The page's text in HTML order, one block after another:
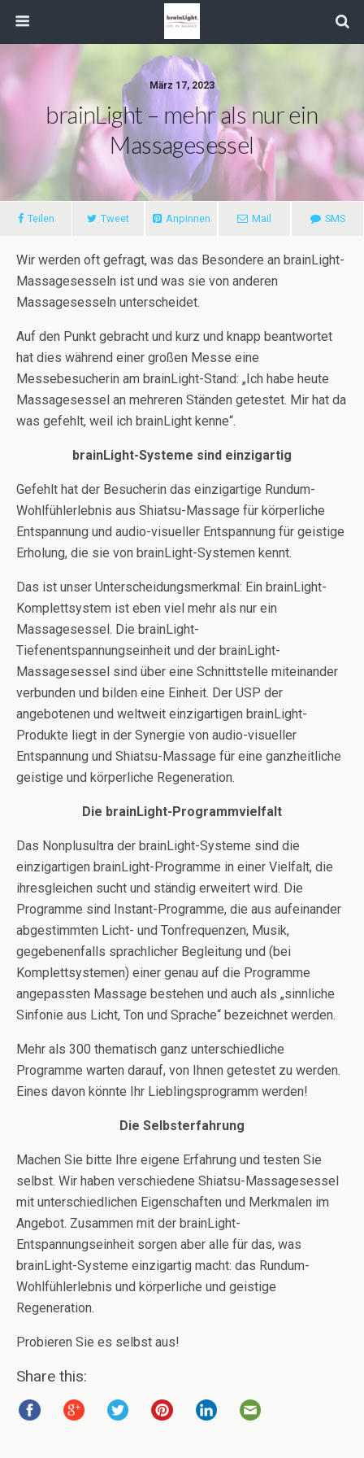
März 17, 2023
brainLight – mehr als nur ein
Massagesessel
Teilen Tweet Anpinnen Mail SMS
Wir werden oft gefragt, was das Besondere an brainLight-
Massagesesseln ist und was sie von anderen
Massagesesseln unterscheidet.
Auf den Punkt gebracht und kurz und knapp beantwortet
hat dies während einer großen Messe eine
Messebesucherin am brainLight-Stand: „Ich habe heute
Massagesessel an mehreren Ständen getestet. Mir hat da
was gefehlt, weil ich brainLight kenne“.
brainLight-Systeme sind einzigartig
Gefehlt hat der Besucherin das einzigartige Rundum-
Wohlfühlerlebnis aus Shiatsu-Massage für körperliche
Entspannung und audio-visueller Entspannung für geistige
Erholung, die sie von brainLight-Systemen kennt.
Das ist unser Unterscheidungsmerkmal: Ein brainLight-
Komplettsystem ist eben viel mehr als nur ein
Massagesessel. Die brainLight-
Tiefenentspannungseinheit und der brainLight-
Massagesessel sind über eine Schnittstelle miteinander
verbunden und bilden eine Einheit. Der USP der
angebotenen und weltweit einzigartigen brainLight-
Produkte liegt in der Synergie von audio-visueller
Entspannung und Shiatsu-Massage für eine ganzheitliche
geistige und körperliche Regeneration.
Die brainLight-Programmvielfalt
Das Nonplusultra der brainLight-Systeme sind die
einzigartigen brainLight-Programme in einer Vielfalt, die
ihresgleichen sucht und ständig erweitert wird. Die
Programme sind Instant-Programme, die aus aufeinander
abgestimmten Licht- und Tonfrequenzen, Musik,
gegebenenfalls sprachlicher Begleitung und (bei
Komplettsystemen) einer genau auf die Programme
angepassten Massage bestehen und auch als „sinnliche
Sinfonie aus Licht, Ton und Sprache“ bezeichnet werden.
Mehr als 300 thematisch ganz unterschiedliche
Programme warten darauf, von Ihnen getestet zu werden.
Eines davon könnte Ihr Lieblingsprogramm werden!
Die Selbsterfahrung
Machen Sie bitte Ihre eigene Erfahrung und testen Sie
selbst. Wir haben verschiedene Shiatsu-Massagesessel
mit unterschiedlichen Eigenschaften und Merkmalen im
Angebot. Zusammen mit der brainLight-
Entspannungseinheit sorgen aber alle für das, was
brainLight-Systeme einzigartig macht: das Rundum-
Wohlfühlerlebnis und körperliche und geistige
Regeneration.
Probieren Sie es selbst aus!
Share this: